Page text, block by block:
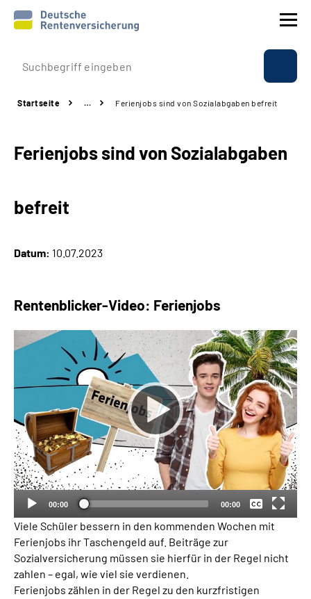
Prävention
Rente
Online-Services
Suche
Language
Inhalte in Gebärdensprache (DGS)
Leichte Sprache
Mein Kundenportal
Startseite … Ferienjobs sind von Sozialabgaben befreit
Ferienjobs sind von Sozialabgaben
befreit
Datum: 10.07.2023
Rentenblicker-Video: Ferienjobs
00:00 00:00
Deutsch
Viele Schüler bessern in den kommenden Wochen mit
Ferienjobs ihr Taschengeld auf. Beiträge zur
Sozialversicherung müssen sie hierfür in der Regel nicht
zahlen – egal, wie viel sie verdienen.
Ferienjobs zählen in der Regel zu den kurzfristigen